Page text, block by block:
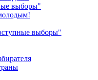
выборы"
выборы"